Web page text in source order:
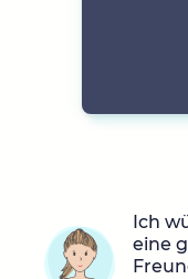
Ich
eine